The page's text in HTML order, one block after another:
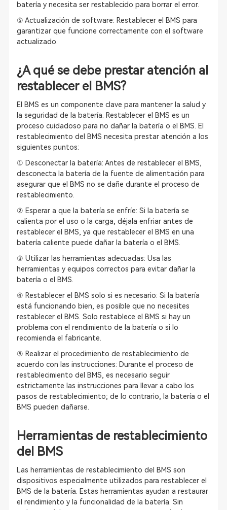
batería y necesita ser restablecido para borrar el error.
⑤ Actualización de software: Restablecer el BMS para
garantizar que funcione correctamente con el software
actualizado.
¿A qué se debe prestar atención al
restablecer el BMS?
El BMS es un componente clave para mantener la salud y
la seguridad de la batería. Restablecer el BMS es un
proceso cuidadoso para no dañar la batería o el BMS. El
restablecimiento del BMS necesita prestar atención a los
siguientes puntos:
① Desconectar la batería: Antes de restablecer el BMS,
desconecta la batería de la fuente de alimentación para
asegurar que el BMS no se dañe durante el proceso de
restablecimiento.
② Esperar a que la batería se enfríe: Si la batería se
calienta por el uso o la carga, déjala enfriar antes de
restablecer el BMS, ya que restablecer el BMS en una
batería caliente puede dañar la batería o el BMS.
③ Utilizar las herramientas adecuadas: Usa las
herramientas y equipos correctos para evitar dañar la
batería o el BMS.
④ Restablecer el BMS solo si es necesario: Si la batería
está funcionando bien, es posible que no necesites
restablecer el BMS. Solo restablece el BMS si hay un
problema con el rendimiento de la batería o si lo
recomienda el fabricante.
⑤ Realizar el procedimiento de restablecimiento de
acuerdo con las instrucciones: Durante el proceso de
restablecimiento del BMS, es necesario seguir
estrictamente las instrucciones para llevar a cabo los
pasos de restablecimiento; de lo contrario, la batería o el
BMS pueden dañarse.
Herramientas de restablecimiento
del BMS
Las herramientas de restablecimiento del BMS son
dispositivos especialmente utilizados para restablecer el
BMS de la batería. Estas herramientas ayudan a restaurar
el rendimiento y la funcionalidad de la batería. Sin